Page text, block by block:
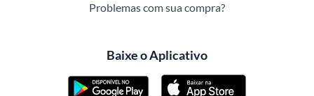
Problemas com sua compra?
Baixe o Aplicativo